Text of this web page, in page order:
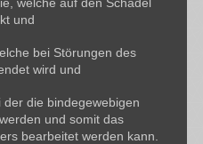
welche auf den Schädel
und
bei Störungen des
wird und
die bindegewebigen
und somit das
bearbeitet werden kann.